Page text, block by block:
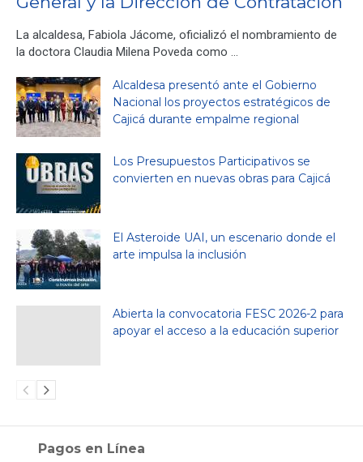
La alcaldesa, Fabiola Jácome, oficializó el nombramiento de
la doctora Claudia Milena Poveda como …
Alcaldesa presentó ante el Gobierno
Nacional los proyectos estratégicos de
Cajicá durante empalme regional
Los Presupuestos Participativos se
convierten en nuevas obras para Cajicá
El Asteroide UAI, un escenario donde el
arte impulsa la inclusión
Abierta la convocatoria FESC 2026-2 para
apoyar el acceso a la educación superior
Pagos en Línea